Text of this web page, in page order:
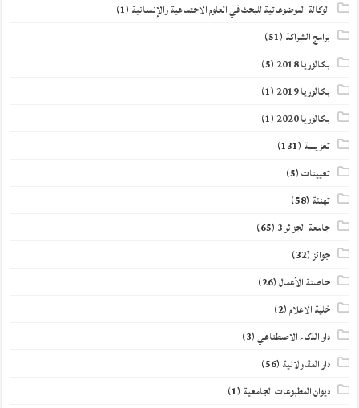
الوكالة الموضوعاتية للبحث في العلوم الاجتماعية والإنسانية (1)
برامج الشراكة (51)
بكالوريا 2018
(5)
بكالوريا 2019
(1)
بكالوريا 2020
(1)
تعزيــــة (131)
تعيينات(5)
تهنئة (58)
جامعة الجزائر 3 (65)
جوائز(32)
حاضنة الأعمال(26)
خلية الاعلام(2)
دار الذكاء الاصطناعي(3)
دار المقاولاتية (56)
ديوان المطبوعات الجامعية (1)